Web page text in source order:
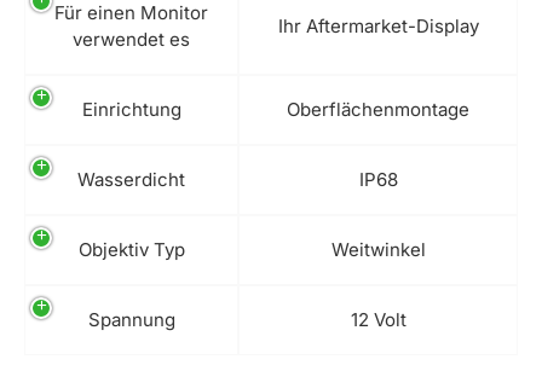
Für einen Monitor
verwendet es
Ihr Aftermarket-Display
Einrichtung Oberflächenmontage
Wasserdicht IP68
Objektiv Typ Weitwinkel
Spannung 12 Volt